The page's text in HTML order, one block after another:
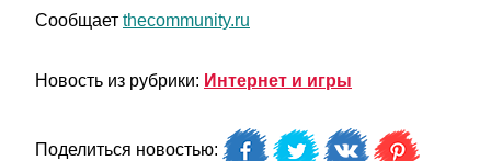
Сообщает thecommunity.ru
Новость из рубрики: Интернет и игры
Поделиться новостью: